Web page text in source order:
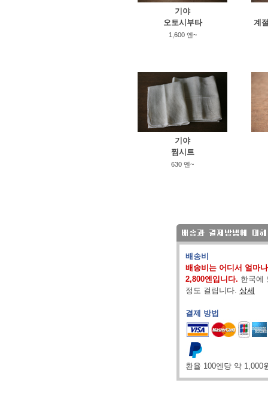
기야
오토시부타
1,600 엔~
계
기야
찜시트
630 엔~
배송비
배송비는 어디서 얼마
2,800엔입니다. 한국에
정도 걸립니다. 상세
결제 방법
환율 100엔당 약 1,000